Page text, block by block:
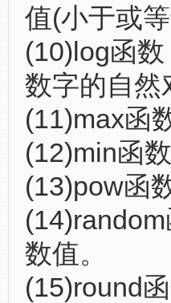
值(小于或等
(10)log函
数字的自然
(11)max函
(12)min函
(13)pow函
数值。
(15)round